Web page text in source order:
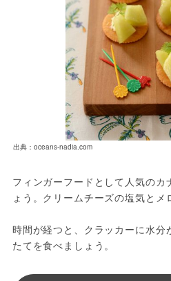
出典：oceans-nadia.com
フィンガーフードとして人気のカ
ょう。クリームチーズの塩気とメ
時間が経つと、クラッカーに水分
たてを食べましょう。